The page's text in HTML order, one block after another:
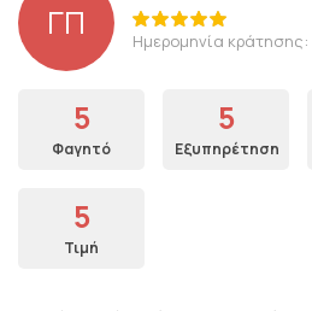
ΓΠ Ημερομηνία
5
Φαγητό
5
Εξυπηρέτηση
5
Τιμή